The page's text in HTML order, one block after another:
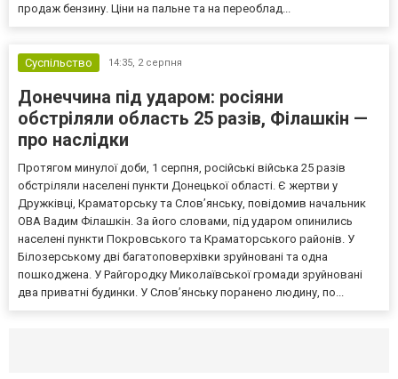
продаж бензину. Ціни на пальне та на переоблад...
Суспільство 14:35, 2 серпня
Донеччина під ударом: росіяни
обстріляли область 25 разів, Філашкін —
про наслідки
Протягом минулої доби, 1 серпня, російські війська 25 разів
обстріляли населені пункти Донецької області. Є жертви у
Дружківці, Краматорську та Слов’янську, повідомив начальник
ОВА Вадим Філашкін. За його словами, під ударом опинились
населені пункти Покровського та Краматорського районів. У
Білозерському дві багатоповерхівки зруйновані та одна
пошкоджена. У Райгородку Миколаївської громади зруйновані
два приватні будинки. У Слов’янську поранено людину, по...